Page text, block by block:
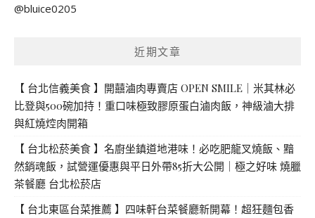
鍵
@bluice0205
近期文章
【 台北信義美食 】開囍滷肉專賣店 OPEN SMILE｜米其林必
比登與500碗加持！重口味極致膠原蛋白滷肉飯，神級滷大排
與紅燒焢肉開箱
【 台北松菸美食 】名廚坐鎮道地港味！必吃肥龍叉燒飯、黯
然銷魂飯，試營運優惠與平日外帶85折大公開｜極之好味 燒臘
茶餐廳 台北松菸店
【 台北東區台菜推薦 】四味軒台菜餐廳新開幕！超狂麵包香